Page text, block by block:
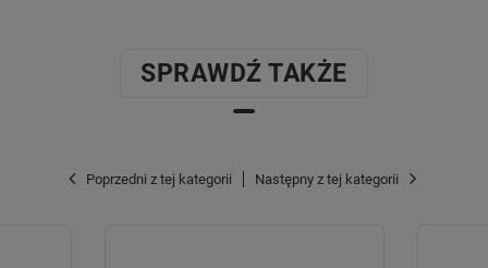
SPRAWDŹ TAKŻE
Poprzedni z tej kategorii Następny z tej kategorii